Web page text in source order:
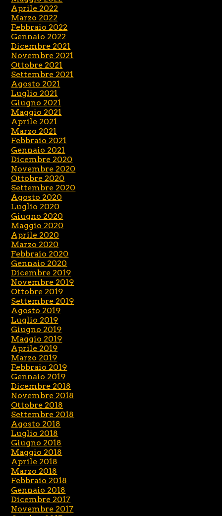
Aprile 2022
Marzo 2022
Febbraio 2022
Gennaio 2022
Dicembre 2021
Novembre 2021
Ottobre 2021
Settembre 2021
Agosto 2021
Luglio 2021
Giugno 2021
Maggio 2021
Aprile 2021
Marzo 2021
Febbraio 2021
Gennaio 2021
Dicembre 2020
Novembre 2020
Ottobre 2020
Settembre 2020
Agosto 2020
Luglio 2020
Giugno 2020
Maggio 2020
Aprile 2020
Marzo 2020
Febbraio 2020
Gennaio 2020
Dicembre 2019
Novembre 2019
Ottobre 2019
Settembre 2019
Agosto 2019
Luglio 2019
Giugno 2019
Maggio 2019
Aprile 2019
Marzo 2019
Febbraio 2019
Gennaio 2019
Dicembre 2018
Novembre 2018
Ottobre 2018
Settembre 2018
Agosto 2018
Luglio 2018
Giugno 2018
Maggio 2018
Aprile 2018
Marzo 2018
Febbraio 2018
Gennaio 2018
Dicembre 2017
Novembre 2017